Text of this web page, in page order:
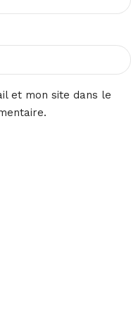
et mon site dans le